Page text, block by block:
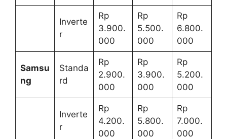
Inverte
r
Rp
3.900.
000
Rp
5.500.
000
Rp
6.800.
000
Samsu
ng
Standa
rd
Rp
2.900.
000
Rp
3.900.
000
Rp
5.200.
000
Inverte
r
Rp
4.200.
000
Rp
5.800.
000
Rp
7.000.
000